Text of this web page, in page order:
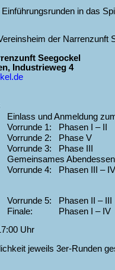
in das
der Narrenzunft
Seegockel
Industrieweg 4
Einlass und Anmeldung
Vorrunde 1: Phasen I – II
Vorrunde 2: Phase V
Vorrunde 3: Phase III
Gemeinsames Abendessen
Vorrunde 4: Phasen III – IV
Vorrunde 5: Phasen II – III
Finale: Phasen I – IV
Uhr
jeweils 3er-Runden